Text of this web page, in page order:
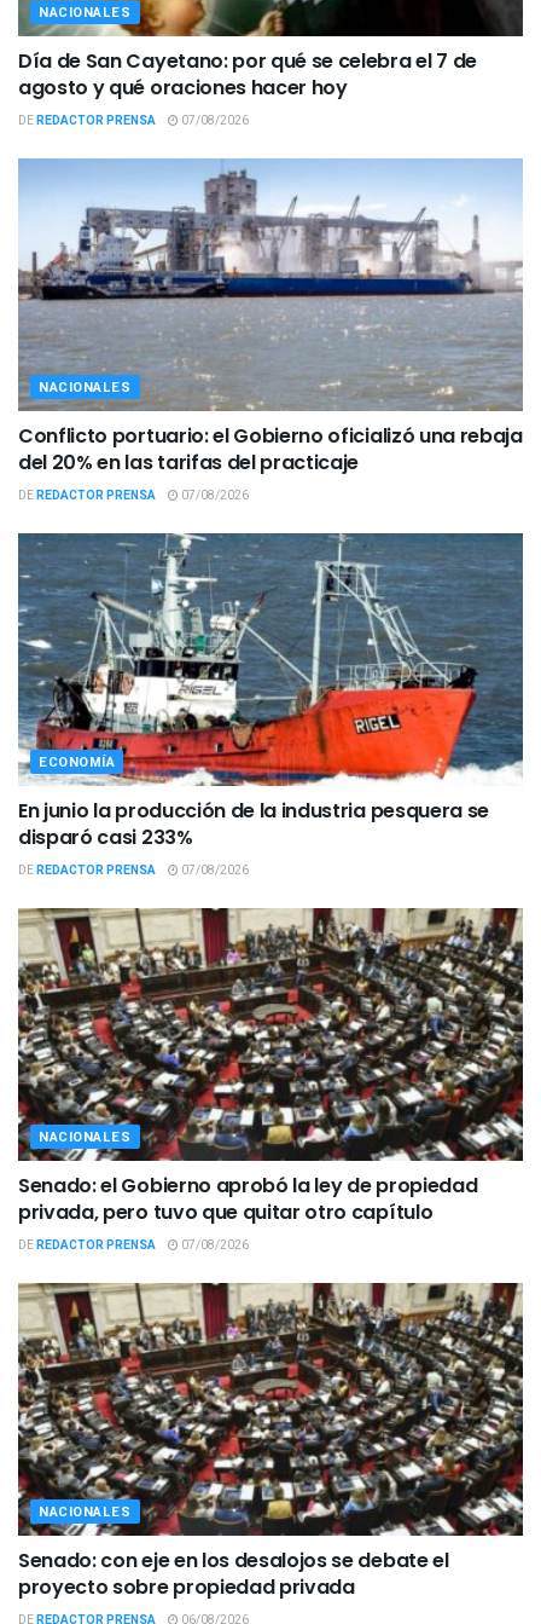
NACIONALES
Día de San Cayetano: por qué se celebra el 7 de
agosto y qué oraciones hacer hoy
DEREDACTOR PRENSA 07/08/2026
NACIONALES
Conflicto portuario: el Gobierno oficializó una rebaja
del 20% en las tarifas del practicaje
DEREDACTOR PRENSA 07/08/2026
ECONOMÍA
En junio la producción de la industria pesquera se
disparó casi 233%
DEREDACTOR PRENSA 07/08/2026
NACIONALES
Senado: el Gobierno aprobó la ley de propiedad
privada, pero tuvo que quitar otro capítulo
DEREDACTOR PRENSA 07/08/2026
NACIONALES
Senado: con eje en los desalojos se debate el
proyecto sobre propiedad privada
DEREDACTOR PRENSA 06/08/2026